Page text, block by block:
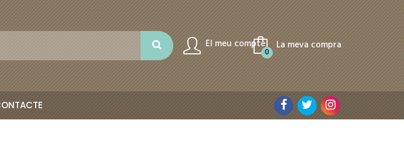
El meu compte La meva compra
0